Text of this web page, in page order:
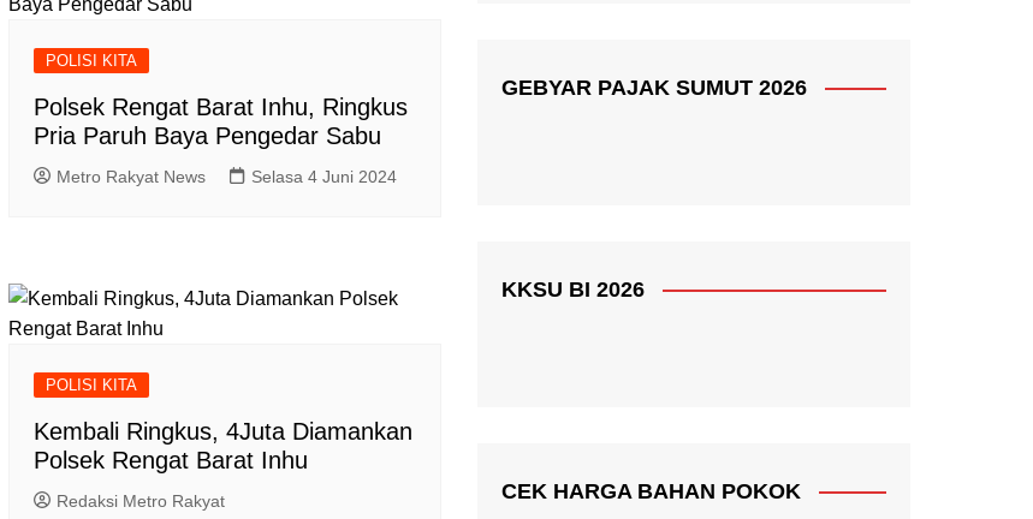
POLISI KITA
Polsek Rengat Barat Inhu, Ringkus
Pria Paruh Baya Pengedar Sabu
Metro Rakyat News Selasa 4 Juni 2024
POLISI KITA
Kembali Ringkus, 4Juta Diamankan
Polsek Rengat Barat Inhu
Redaksi Metro Rakyat
GEBYAR PAJAK SUMUT 2026
KKSU BI 2026
CEK HARGA BAHAN POKOK